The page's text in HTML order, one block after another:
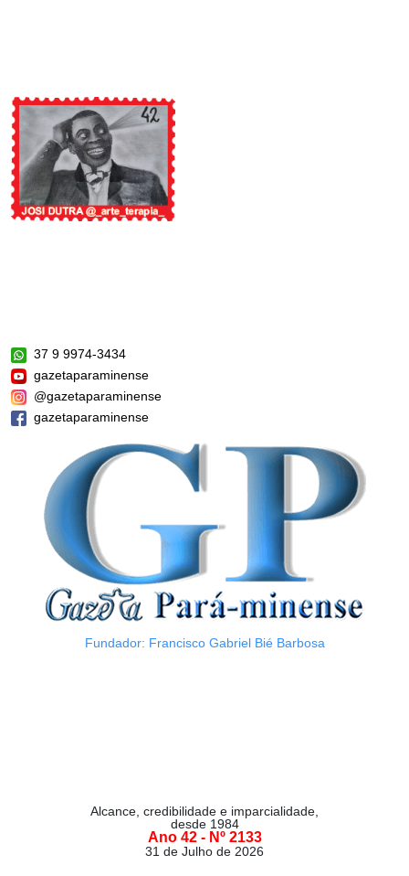
37 9 9974-3434
gazetaparaminense
@gazetaparaminense
gazetaparaminense
Fundador: Francisco Gabriel Bié Barbosa
Alcance, credibilidade e imparcialidade,
desde 1984
Ano 42 - Nº 2133
31 de Julho de 2026